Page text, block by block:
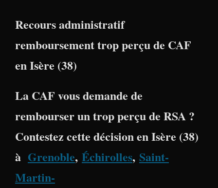
Recours administratif
remboursement trop perçu de CAF
en Isère (38)
La CAF vous demande de
rembourser un trop perçu de RSA ?
Contestez cette décision enIsère (38)
à Grenoble, Échirolles, Saint-
Martin-